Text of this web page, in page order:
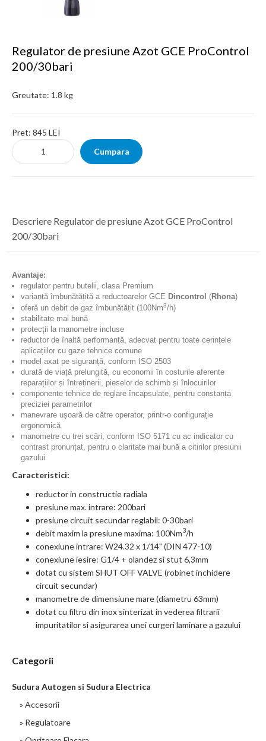
Regulator de presiune Azot GCE ProControl
200/30bari
Greutate: 1.8 kg
Pret: 845 LEI
Descriere Regulator de presiune Azot GCE ProControl
200/30bari
Avantaje:
regulator pentru butelii, clasa Premium
variantă îmbunătățită a reductoarelor GCE Dincontrol (Rhona)
oferă un debit de gaz îmbunătățit (100Nm3/h)
stabilitate mai bună
protecții la manometre incluse
reductor de înaltă performanță, adecvat pentru toate cerințele
aplicațiilor cu gaze tehnice comune
model axat pe siguranță, conform ISO 2503
durată de viață prelungită, cu economii în costurile aferente
reparațiilor și întreținerii, pieselor de schimb și înlocuirilor
componente tehnice de reglare încapsulate, pentru constanța
preciziei parametrilor
manevrare ușoară de către operator, printr-o configurație
ergonomică
manometre cu trei scări, conform ISO 5171 cu ac indicator cu
contrast pronunțat, pentru o claritate mai bună a citirilor presiunii
gazului
Caracteristici:
reductor in constructie radiala
presiune max. intrare: 200bari
presiune circuit secundar reglabil: 0-30bari
debit maxim la presiune maxima: 100Nm3/h
conexiune intrare: W24.32 x 1/14" (DIN 477-10)
conexiune iesire: G1/4 + olandez si stut 6,3mm
dotat cu sistem SHUT OFF VALVE (robinet inchidere
circuit secundar)
manometre de dimensiune mare (diametru 63mm)
dotat cu filtru din inox sinterizat in vederea filtrarii
impuritatilor si asigurarea unei curgeri laminare a gazului
Categorii
Sudura Autogen si Sudura Electrica
» Accesorii
» Regulatoare